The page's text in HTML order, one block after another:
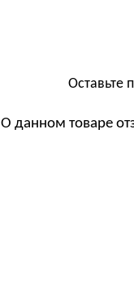
Оставьте
О данном товаре